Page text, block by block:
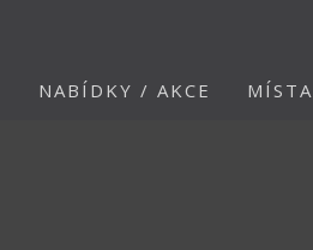
NABÍDKY / AKCE MÍSTA